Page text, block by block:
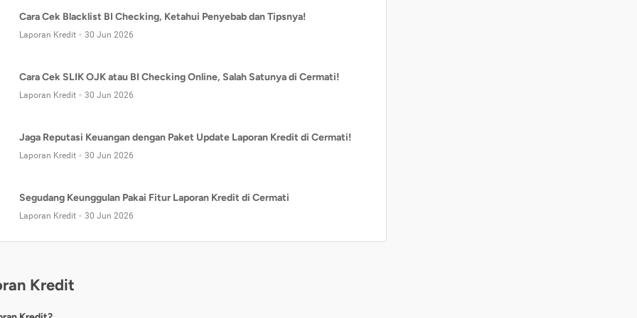
Cara Cek Blacklist BI Checking, Ketahui Penyebab dan Tipsnya!
Laporan Kredit 30 Jun 2026
Cara Cek SLIK OJK atau BI Checking Online, Salah Satunya di Cermati!
Laporan Kredit 30 Jun 2026
Jaga Reputasi Keuangan dengan Paket Update Laporan Kredit di Cermati!
Laporan Kredit 30 Jun 2026
Segudang Keunggulan Pakai Fitur Laporan Kredit di Cermati
Laporan Kredit 30 Jun 2026
Kredit